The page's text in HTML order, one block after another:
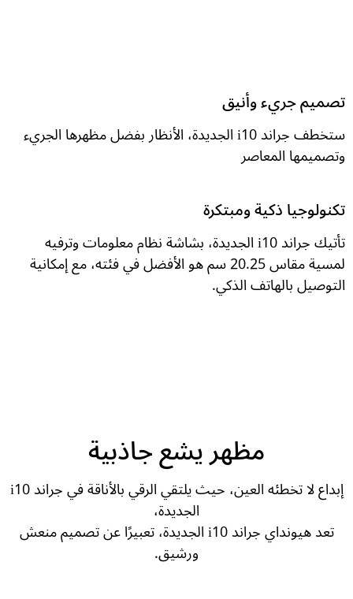
تصميم جريء وأنيق
ستخطف جراند i10 الجديدة، الأنظار بفضل مظهرها الجريء
وتصميمها المعاصر
تكنولوجيا ذكية ومبتكرة
تأتيك جراند i10 الجديدة، بشاشة نظام معلومات وترفيه
لمسية مقاس 20.25 سم هو الأفضل في فئته، مع إمكانية
التوصيل بالهاتف الذكي.
مظهر يشع جاذبية
إبداع لا تخطئه العين، حيث يلتقي الرقي بالأناقة في جراند i10
الجديدة،
تعد هيونداي جراند i10 الجديدة، تعبيرًا عن تصميم منعش
ورشيق.